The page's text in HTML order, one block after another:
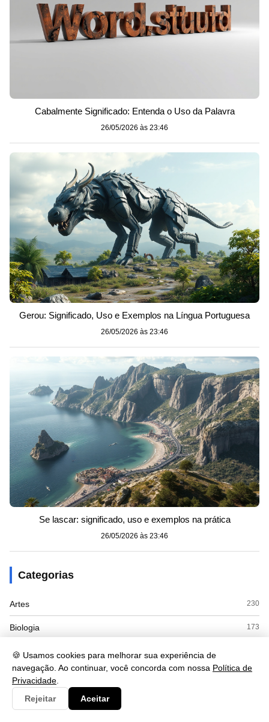
🍪 Usamos cookies para melhorar sua experiência de
navegação. Ao continuar, você concorda com nossa Política de
Privacidade
Rejeitar
Aceitar
Cabalmente Significado: Entenda o Uso da Palavra
26/05/2026 às 23:46
Gerou: Significado, Uso e Exemplos na Língua Portuguesa
26/05/2026 às 23:46
Se lascar: significado, uso e exemplos na prática
26/05/2026 às 23:46
Categorias
Artes 230
Biologia 173
Clima
Cultura 125
Economia